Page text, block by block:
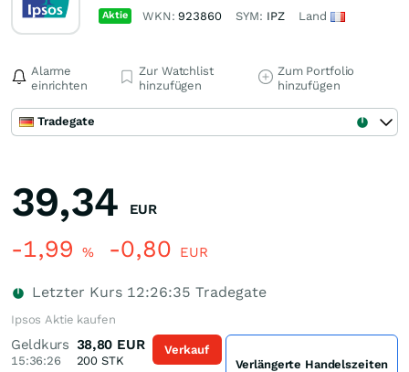
Aktie WKN:923860 SYM: IPZ Land
Alarme
einrichten
Zur Watchlist
hinzufügen
Zum Portfolio
hinzufügen
Tradegate
39,34 EUR
-1,99 % -0,80 EUR
Letzter Kurs 12:26:35 Tradegate
Ipsos Aktie kaufen
Geldkurs
15:36:26
38,80 EUR
200 STK
Verkauf
Verlängerte Handelszeiten